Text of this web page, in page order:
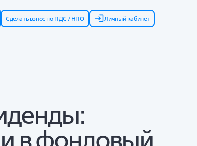
Сделать взнос по ПДС / НПО Личный кабинет